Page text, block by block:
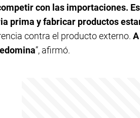
con las importaciones.
prima y fabricar productos
contra el producto externo.
”, afirmó.